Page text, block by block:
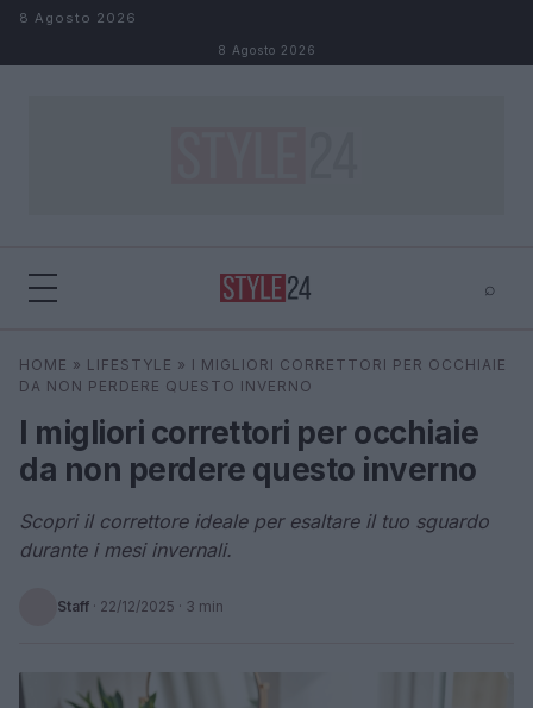
Salta al contenuto
8 Agosto 2026
8 Agosto 2026
⌕
Cerca ⌕ ×
HOME » LIFESTYLE » I MIGLIORI CORRETTORI PER OCCHIAIE
DA NON PERDERE QUESTO INVERNO
I migliori correttori per occhiaie
da non perdere questo inverno
Scopri il correttore ideale per esaltare il tuo sguardo
durante i mesi invernali.
Staff · 22/12/2025 · 3 min